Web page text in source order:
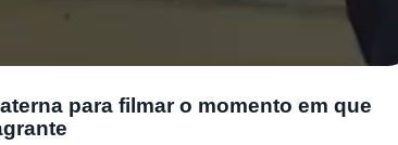
para filmar o momento em que